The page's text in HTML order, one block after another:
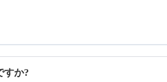
すか?